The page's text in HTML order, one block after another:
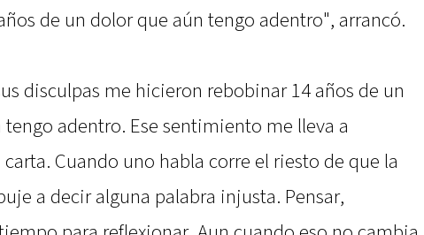
de un dolor que aún tengo adentro", arrancó.
disculpas me hicieron rebobinar 14 años de un
adentro. Ese sentimiento me lleva a
Cuando uno habla corre el riesto de que la
a decir alguna palabra injusta. Pensar,